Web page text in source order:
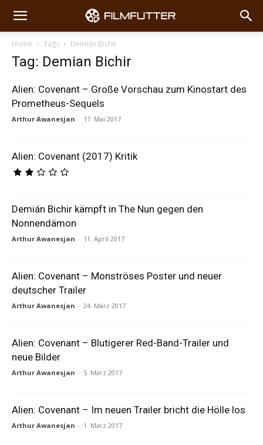
Home Tags Demian Bichir
Tag: Demian Bichir
Alien: Covenant – Große Vorschau zum Kinostart des
Prometheus-Sequels
Arthur Awanesjan - 17. Mai 2017
Alien: Covenant (2017) Kritik
Demián Bichir kämpft in The Nun gegen den
Nonnendämon
Arthur Awanesjan - 11. April 2017
Alien: Covenant – Monströses Poster und neuer
deutscher Trailer
Arthur Awanesjan - 24. März 2017
Alien: Covenant – Blutigerer Red-Band-Trailer und
neue Bilder
Arthur Awanesjan - 5. März 2017
Alien: Covenant – Im neuen Trailer bricht die Hölle los
Arthur Awanesjan - 1. März 2017